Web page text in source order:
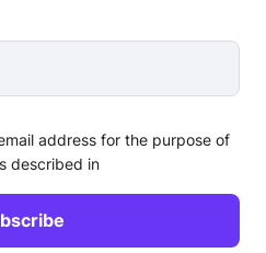
address for the purpose of
described in